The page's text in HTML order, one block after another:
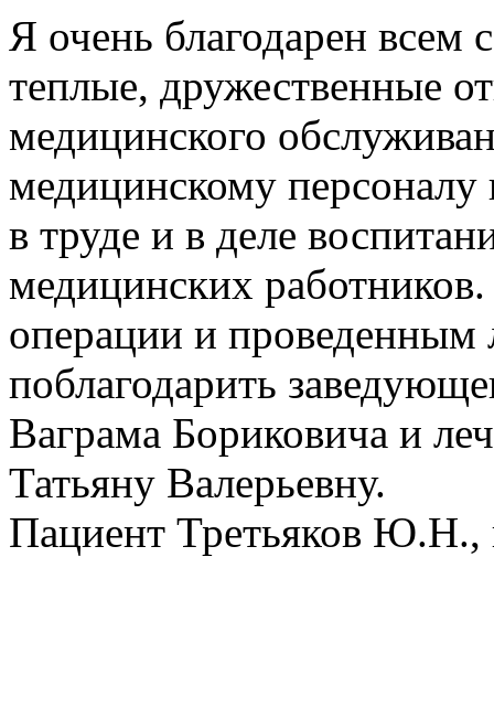
Я очень благодарен всем
теплые, дружественные
медицинского
медицинскому персоналу
в труде и в деле
медицинских
операции и
поблагодарить
Ваграма Бориковича и
Татьяну Валерьевну.
Пациент Третьяков Ю.Н.,